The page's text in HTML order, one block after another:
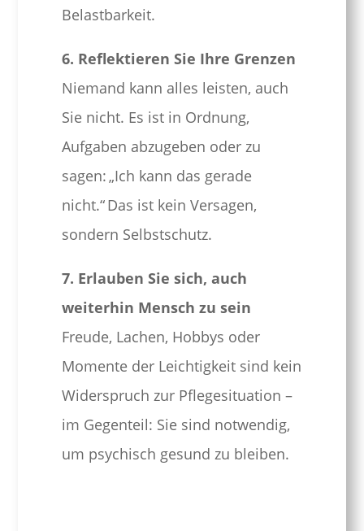
Belastbarkeit.
6. Reflektieren Sie Ihre Grenzen
Niemand kann alles leisten, auch
Sie nicht. Es ist in Ordnung,
Aufgaben abzugeben oder zu
sagen: „Ich kann das gerade
nicht.“ Das ist kein Versagen,
sondern Selbstschutz.
7. Erlauben Sie sich, auch
weiterhin Mensch zu sein
Freude, Lachen, Hobbys oder
Momente der Leichtigkeit sind kein
Widerspruch zur Pflegesituation –
im Gegenteil: Sie sind notwendig,
um psychisch gesund zu bleiben.